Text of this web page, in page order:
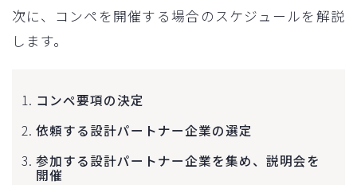
次に、コンペを開催する場合のスケジュールを解説
します。
コンペ要項の決定
依頼する設計パートナー企業の選定
参加する設計パートナー企業を集め、説明会を
開催